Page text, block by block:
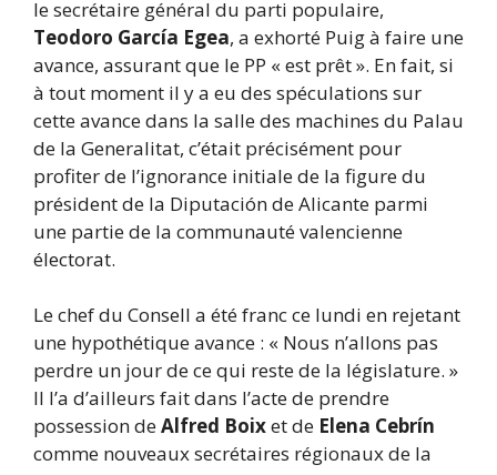
le secrétaire général du parti populaire,
Teodoro García Egea, a exhorté Puig à faire une
avance, assurant que le PP « est prêt ». En fait, si
à tout moment il y a eu des spéculations sur
cette avance dans la salle des machines du Palau
de la Generalitat, c’était précisément pour
profiter de l’ignorance initiale de la figure du
président de la Diputación de Alicante parmi
une partie de la communauté valencienne
électorat.
Le chef du Consell a été franc ce lundi en rejetant
une hypothétique avance : « Nous n’allons pas
perdre un jour de ce qui reste de la législature. »
Il l’a d’ailleurs fait dans l’acte de prendre
possession deAlfred Boixet de Elena Cebrín
comme nouveaux secrétaires régionaux de la